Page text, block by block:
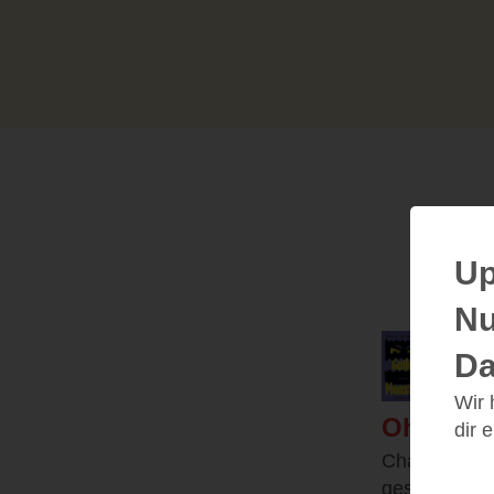
Ohhhhh
Charlie ist
Wir
dir